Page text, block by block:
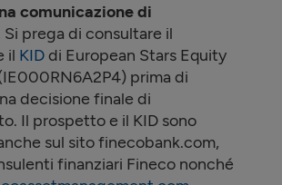
comunicazione di
Si prega di consultare il
il KIDdi European Stars Equity
prima di
decisione finale di
Il prospetto e il KID sono
sul sito finecobank.com,
finanziari Fineco nonché